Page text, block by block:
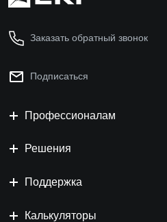
Заказать обратный звонок
Подписаться
Профессионалам
Решения
Поддержка
Калькуляторы